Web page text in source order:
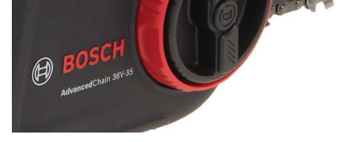
Râteaux pour tracteur
Remplisseuses
Robots nettoyeurs de piscine
Robots Tondeuses
Rouleaux pour tracteur
HiKOKI
Honda